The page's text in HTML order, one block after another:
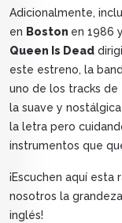
Adicionalmente,
en Boston en 1986
Queen Is Dead
este estreno, la
uno de los tracks
la suave y nostálgica
la letra pero
instrumentos que
¡Escuchen aquí esta
nosotros la
inglés!